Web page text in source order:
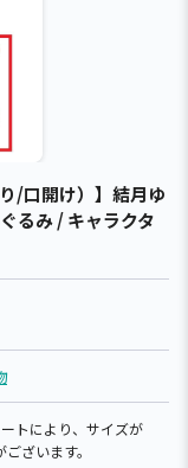
/口開け）】結月ゆ
るみ / キャラクタ
により、サイズが
ざいます。